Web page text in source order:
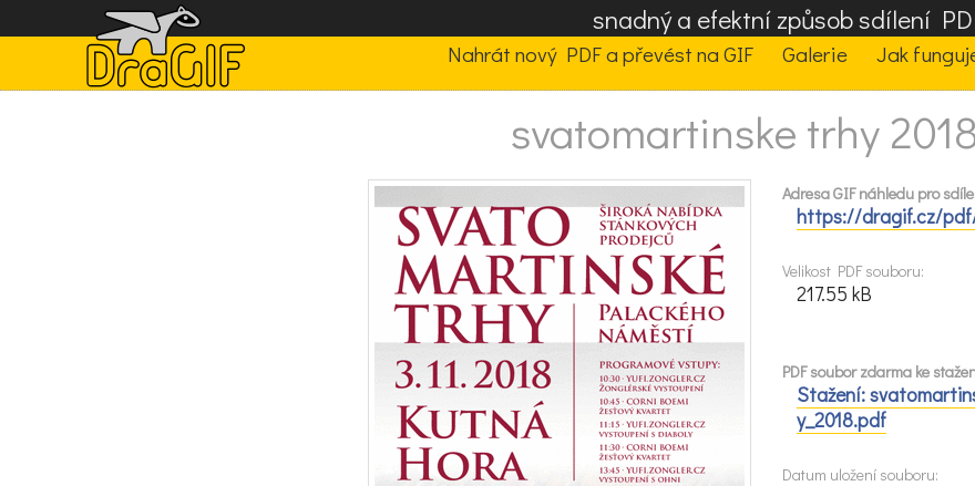
snadný a efektní způsob sdílení
Nahrát nový PDF a převést na GIF Galerie Jak
svatomartinske trhy
Adresa GIF náhledu pro
https://dragif.cz/
Velikost PDF souboru:
217.55 kB
PDF soubor zdarma ke
Stažení:
y_2018.pdf
Datum uložení souboru: